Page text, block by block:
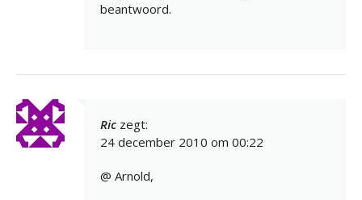
beantwoord.
Ric zegt:
24 december 2010 om 00:22
@ Arnold,